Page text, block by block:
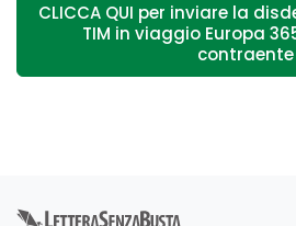
CLICCA QUI per inviare la
TIM in viaggio Europa
contraente